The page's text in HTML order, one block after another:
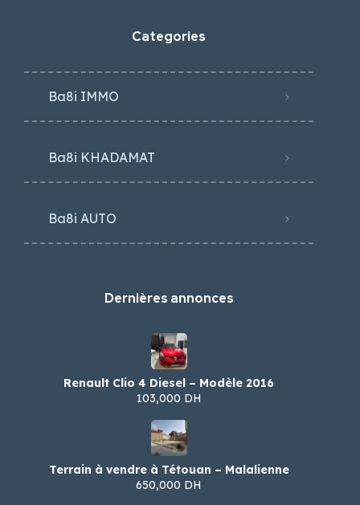
Categories
Ba8i IMMO
Ba8i KHADAMAT
Ba8i AUTO
Dernières annonces
Renault Clio 4 Diesel – Modèle 2016
103,000 DH
Terrain à vendre à Tétouan – Malalienne
650,000 DH